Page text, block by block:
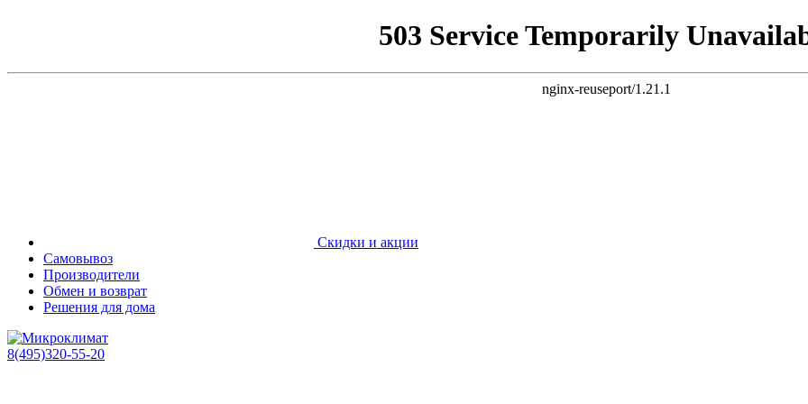
503 Service Temporarily
nginx-reuseport/1.21.1
Скидки и акции
Самовывоз
Производители
Обмен и возврат
Решения для дома
8(495)320-55-20